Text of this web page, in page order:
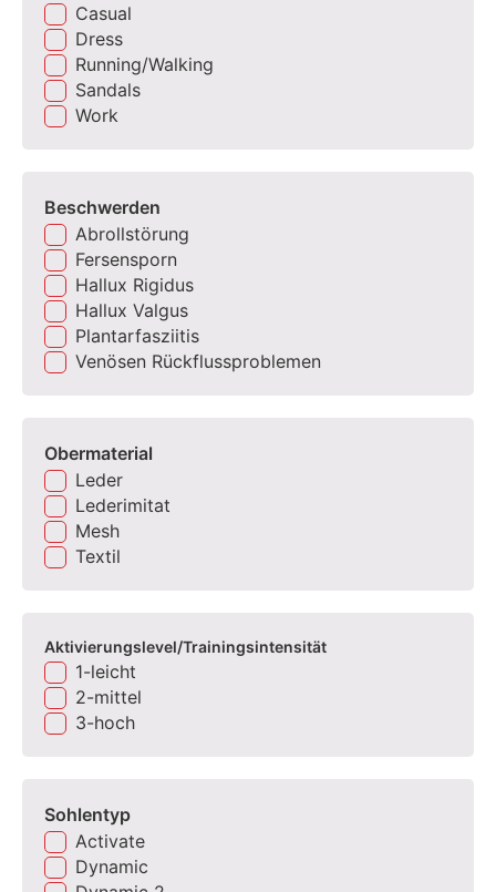
Casual
Dress
Running/Walking
Sandals
Work
Beschwerden
Abrollstörung
Fersensporn
Hallux Rigidus
Hallux Valgus
Plantarfasziitis
Venösen Rückflussproblemen
Obermaterial
Leder
Lederimitat
Mesh
Textil
Aktivierungslevel/Trainingsintensität
1-leicht
2-mittel
3-hoch
Sohlentyp
Activate
Dynamic